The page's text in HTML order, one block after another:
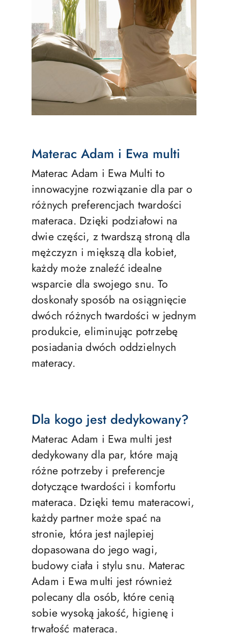
Materac Adam i Ewa multi
Materac Adam i Ewa Multi to
innowacyjne rozwiązanie dla par o
różnych preferencjach twardości
materaca. Dzięki podziałowi na
dwie części, z twardszą stroną dla
mężczyzn i miększą dla kobiet,
każdy może znaleźć idealne
wsparcie dla swojego snu. To
doskonały sposób na osiągnięcie
dwóch różnych twardości w jednym
produkcie, eliminując potrzebę
posiadania dwóch oddzielnych
materacy.
Dla kogo jest dedykowany?
Materac Adam i Ewa multi jest
dedykowany dla par, które mają
różne potrzeby i preferencje
dotyczące twardości i komfortu
materaca. Dzięki temu materacowi,
każdy partner może spać na
stronie, która jest najlepiej
dopasowana do jego wagi,
budowy ciała i stylu snu. Materac
Adam i Ewa multi jest również
polecany dla osób, które cenią
sobie wysoką jakość, higienę i
trwałość materaca.